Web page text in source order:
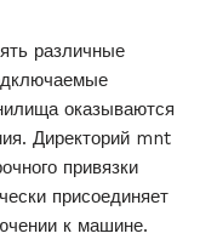
различные
оказываются
Директорий mnt
привязки
присоединяет
к машине.